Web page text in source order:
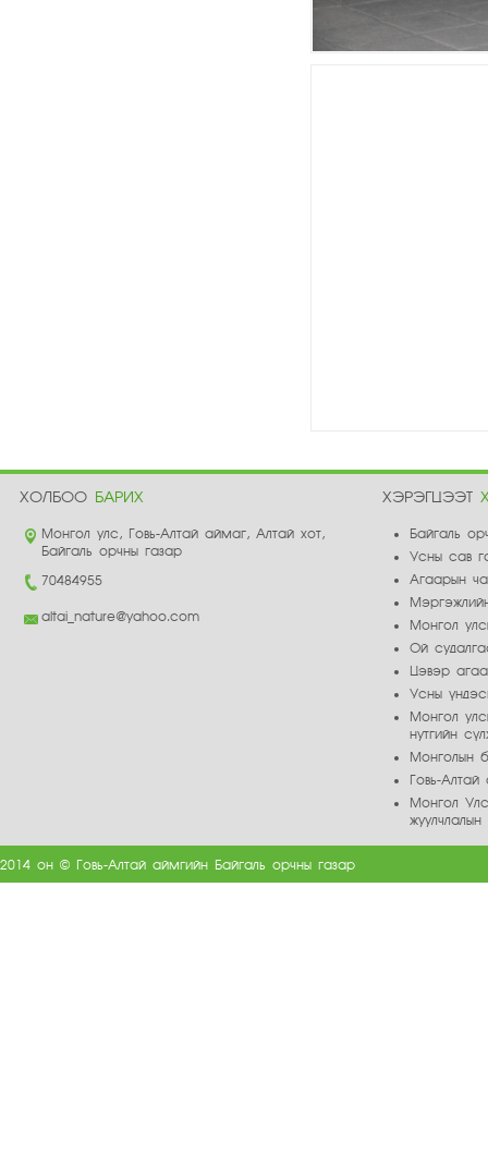
ХОЛБОО БАРИХ
Монгол улс, Говь-Алтай аймаг, Алтай хот,
Байгаль орчны газар
70484955
altai_nature@yahoo.com
ХЭРЭГЦЭЭТ
Байгаль
Усны сав
Агаарын
Монгол
Ой
Цэвэр
Усны
Монгол
нутгийн
Монголын
Говь-
Монгол
2014 он © Говь-Алтай аймгийн Байгаль орчны газар